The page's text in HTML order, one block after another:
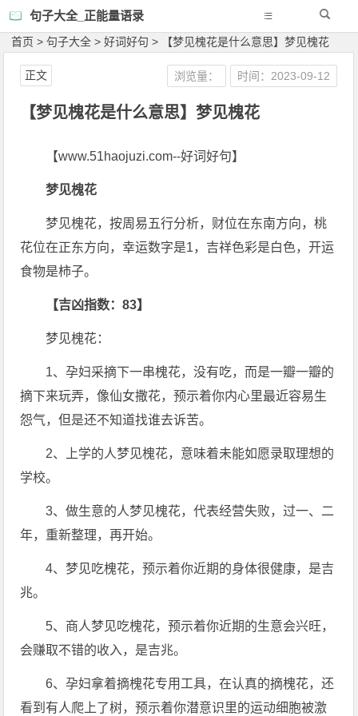
句子大全_正能量语录
首页 >句子大全 >好词好句 > 【梦见槐花是什么意思】梦见槐花
【梦见槐花是什么意思】梦见槐花
浏览量： 时间：2023-09-12
正文
【www.51haojuzi.com--好词好句】
梦见槐花
梦见槐花，按周易五行分析，财位在东南方向，桃
花位在正东方向，幸运数字是1，吉祥色彩是白色，开运
食物是柿子。
【吉凶指数：83】
梦见槐花：
1、孕妇采摘下一串槐花，没有吃，而是一瓣一瓣的
摘下来玩弄，像仙女撒花，预示着你内心里最近容易生
怨气，但是还不知道找谁去诉苦。
2、上学的人梦见槐花，意味着未能如愿录取理想的
学校。
3、做生意的人梦见槐花，代表经营失败，过一、二
年，重新整理，再开始。
4、梦见吃槐花，预示着你近期的身体很健康，是吉
兆。
5、商人梦见吃槐花，预示着你近期的生意会兴旺，
会赚取不错的收入，是吉兆。
6、孕妇拿着摘槐花专用工具，在认真的摘槐花，还
看到有人爬上了树，预示着你潜意识里的运动细胞被激